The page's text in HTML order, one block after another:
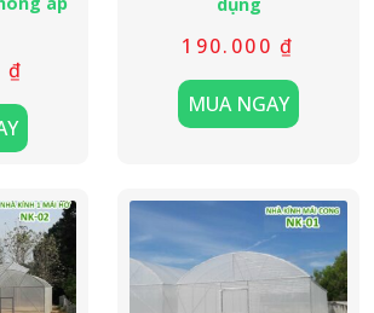
₫
190.000₫
MUA NGAY